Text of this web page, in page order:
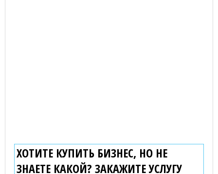
ХОТИТЕ КУПИТЬ БИЗНЕС, НО НЕ
ЗНАЕТЕ КАКОЙ? ЗАКАЖИТЕ УСЛУГУ